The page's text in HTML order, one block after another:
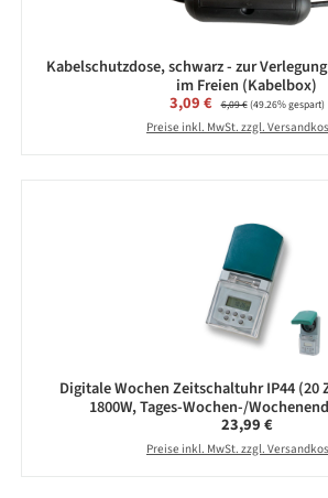
Kabelschutzdose, schwarz - zur
im Freien (Kabelbox)
Verkaufspreis:
3,09 € Regulärer Preis:
6,09 €(49.26% gespart)
Preise inkl. MwSt. zzgl.
Digitale Wochen Zeitschaltuhr IP44 (20
1800W, Tages-Wochen-/
Regulärer Preis:
23,99 €
Preise inkl. MwSt. zzgl.